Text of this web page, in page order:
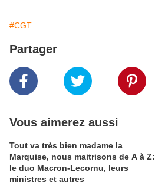
#CGT
Partager
Vous aimerez aussi
Tout va très bien madame la
Marquise, nous maitrisons de A à Z:
le duo Macron-Lecornu, leurs
ministres et autres